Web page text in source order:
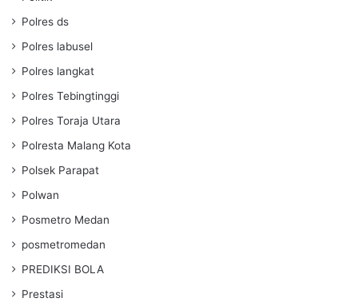
Polres ds
Polres labusel
Polres langkat
Polres Tebingtinggi
Polres Toraja Utara
Polresta Malang Kota
Polsek Parapat
Polwan
Posmetro Medan
posmetromedan
PREDIKSI BOLA
Prestasi